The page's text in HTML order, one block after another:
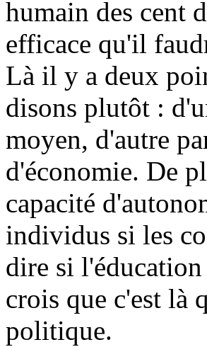
humain des cent
efficace qu'il
Là il y a deux
disons plutôt :
moyen, d'autre
d'économie. De
capacité
individus si les
dire si
crois que c'est là
politique.